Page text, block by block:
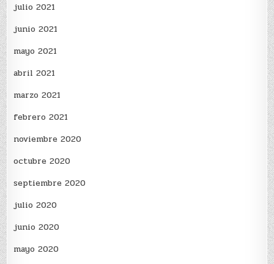
julio 2021
junio 2021
mayo 2021
abril 2021
marzo 2021
febrero 2021
noviembre 2020
octubre 2020
septiembre 2020
julio 2020
junio 2020
mayo 2020